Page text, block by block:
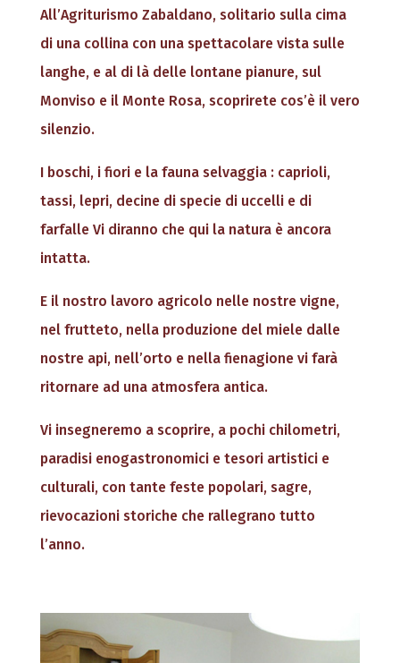
All’Agriturismo Zabaldano, solitario sulla cima
di una collina con una spettacolare vista sulle
langhe, e al di là delle lontane pianure, sul
Monviso e il Monte Rosa, scoprirete cos’è il vero
silenzio.
I boschi, i fiori e la fauna selvaggia : caprioli,
tassi, lepri, decine di specie di uccelli e di
farfalle Vi diranno che qui la natura è ancora
intatta.
E il nostro lavoro agricolo nelle nostre vigne,
nel frutteto, nella produzione del miele dalle
nostre api, nell’orto e nella fienagione vi farà
ritornare ad una atmosfera antica.
Vi insegneremo a scoprire, a pochi chilometri,
paradisi enogastronomici e tesori artistici e
culturali, con tante feste popolari, sagre,
rievocazioni storiche che rallegrano tutto
l’anno.